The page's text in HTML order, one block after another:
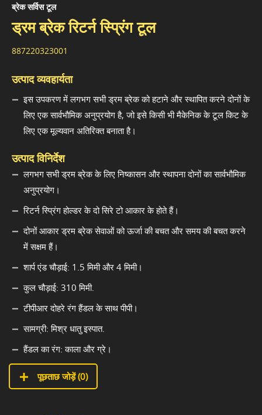
ब्रेक सर्विस टूल
ड्रम ब्रेक रिटर्न स्प्रिंग टूल
887220323001
उत्पाद व्यवहार्यता
इस उपकरण में लगभग सभी ड्रम ब्रेक को हटाने और स्थापित करने दोनों के
लिए एक सार्वभौमिक अनुप्रयोग है, जो इसे किसी भी मैकेनिक के टूल किट के
लिए एक मूल्यवान अतिरिक्त बनाता है।
उत्पाद विनिर्देश
लगभग सभी ड्रम ब्रेक के लिए निष्कासन और स्थापना दोनों का सार्वभौमिक
अनुप्रयोग।
रिटर्न स्प्रिंग होल्डर के दो सिरे टो आकार के होते हैं।
दोनों आकार ड्रम ब्रेक सेवाओं को ऊर्जा की बचत और समय की बचत करने
में सक्षम हैं।
शार्प एंड चौड़ाई: 1.5 मिमी और 4 मिमी।
कुल चौड़ाई: 310 मिमी.
टीपीआर दोहरे रंग हैंडल के साथ पीपी।
सामग्री: मिश्र धातु इस्पात.
हैंडल का रंग: काला और ग्रे।
पूछताछ जोड़ें (0)